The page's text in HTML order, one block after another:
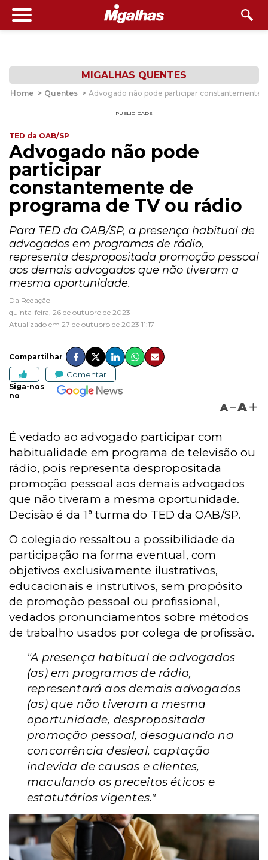
MIGALHAS QUENTES
Home > Quentes > Advogado não pode participar constantemente
PUBLICIDADE
TED da OAB/SP
Advogado não pode
participar
constantemente de
programa de TV ou rádio
Para TED da OAB/SP, a presença habitual de
advogados em programas de rádio,
representa despropositada promoção pessoal
aos demais advogados que não tiveram a
mesma oportunidade.
Da Redação
quinta-feira, 26 de outubro de 2023
Atualizado em 27 de outubro de 2023 11:17
Compartilhar
Comentar
Siga-nos
no
A A
É vedado ao advogado participar com
habitualidade em programa de televisão ou
rádio, pois representa despropositada
promoção pessoal aos demais advogados
que não tiveram a mesma oportunidade.
Decisão é da 1ª turma do TED da OAB/SP.
O colegiado ressaltou a possibilidade da
participação na forma eventual, com
objetivos exclusivamente ilustrativos,
educacionais e instrutivos, sem propósito
de promoção pessoal ou profissional,
vedados pronunciamentos sobre métodos
de trabalho usados por colega de profissão.
"A presença habitual de advogados
(as) em programas de rádio,
representará aos demais advogados
(as) que não tiveram a mesma
oportunidade, despropositada
promoção pessoal, desaguando na
concorrência desleal, captação
indevida de causas e clientes,
maculando os preceitos éticos e
estatutários vigentes."